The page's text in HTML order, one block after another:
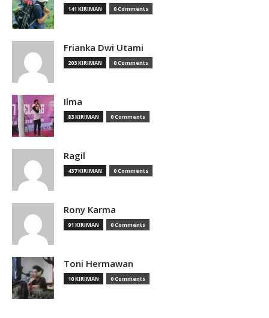
141 KIRIMAN 0 Comments
Frianka Dwi Utami
203 KIRIMAN 0 Comments
Ilma
83 KIRIMAN 0 Comments
Ragil
437 KIRIMAN 0 Comments
Rony Karma
91 KIRIMAN 0 Comments
Toni Hermawan
10 KIRIMAN 0 Comments